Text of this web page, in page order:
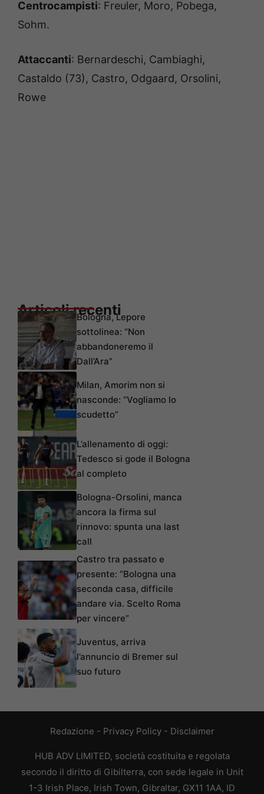
Centrocampisti: Freuler, Moro, Pobega,
Sohm.
Attaccanti: Bernardeschi, Cambiaghi,
Castaldo (73), Castro, Odgaard, Orsolini,
Rowe
Articoli recenti
Bologna, Lepore
sottolinea: “Non
abbandoneremo il
Dall’Ara”
Milan, Amorim non si
nasconde: “Vogliamo lo
scudetto”
L’allenamento di oggi:
Tedesco si gode il Bologna
al completo
Bologna-Orsolini, manca
ancora la firma sul
rinnovo: spunta una last
call
Castro tra passato e
presente: “Bologna una
seconda casa, difficile
andare via. Scelto Roma
per vincere”
Juventus, arriva
l’annuncio di Bremer sul
suo futuro
Redazione - Privacy Policy- Disclaimer
HUB ADV LIMITED, società costituita e regolata
secondo il diritto di Gibilterra, con sede legale in Unit
1-3 Irish Place, Irish Town, Gibraltar, GX11 1AA, ID